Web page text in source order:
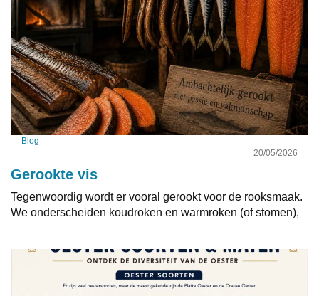
Blog
20/05/2026
Gerookte vis
Tegenwoordig wordt er vooral gerookt voor de rooksmaak.
We onderscheiden koudroken en warmroken (of stomen),